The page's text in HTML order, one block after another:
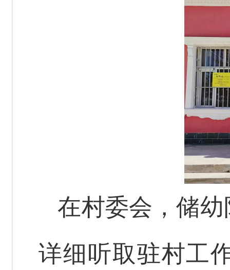
在村委会，储
详细听取驻村工